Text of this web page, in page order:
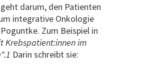
darum, den Patienten
integrative Onkologie
Zum Beispiel in
Krebspatient:innen im
Darin schreibt sie: